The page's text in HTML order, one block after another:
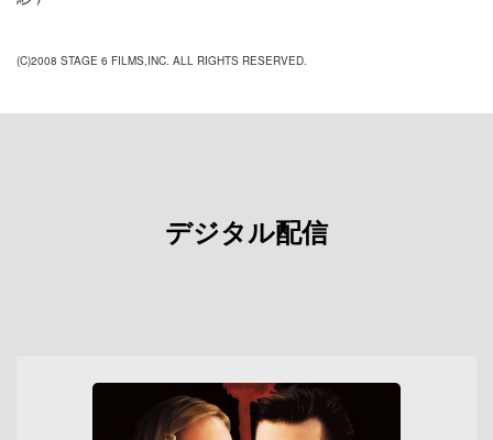
(C)2008 STAGE 6 FILMS,INC. ALL RIGHTS RESERVED.
デジタル配信